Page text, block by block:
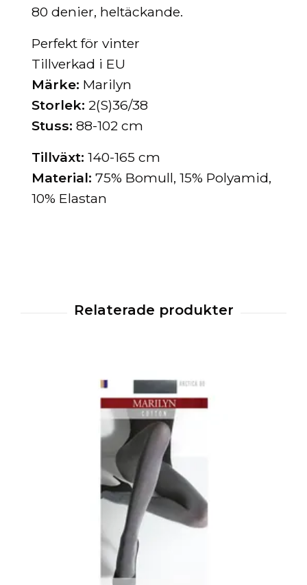
80 denier, heltäckande.
Perfekt för vinter
Tillverkad i EU
Märke: Marilyn
Storlek: 2(S)36/38
Stuss: 88-102 cm
Tillväxt: 140-165 cm
Material: 75% Bomull, 15% Polyamid,
10% Elastan